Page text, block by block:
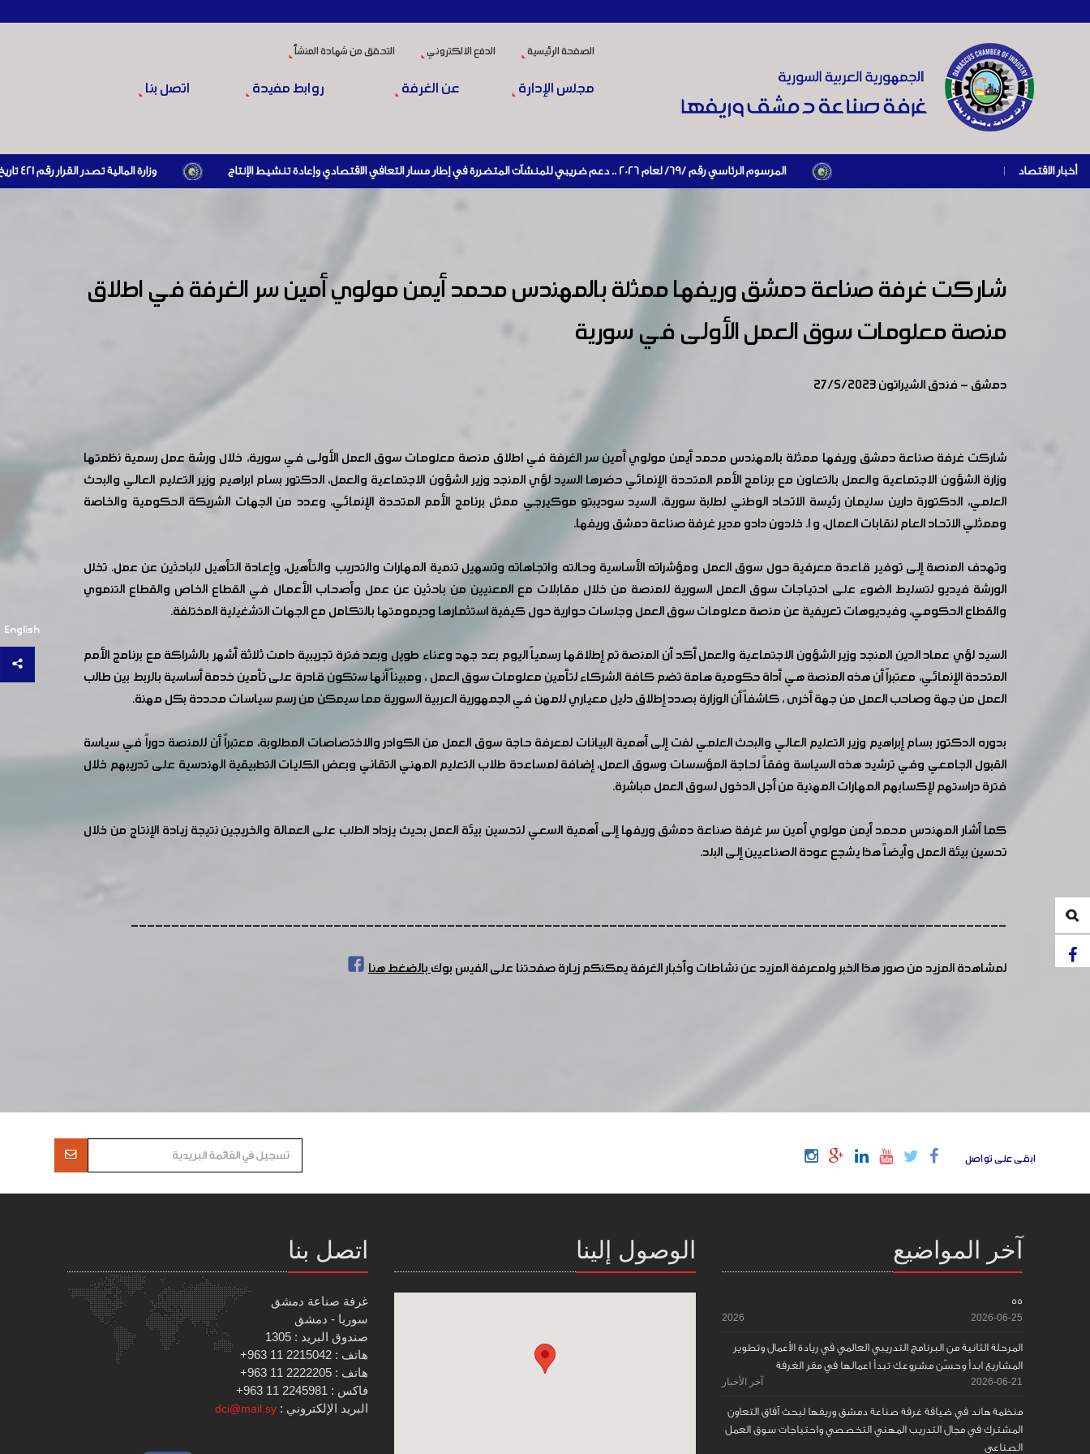
الصفحة الرئيسية الدفع الالكتروني التحقق من شهادة المنشأ
مجلس الإدارة عن الغرفة روابط مفيدة اتصل بنا
أخبار الاقتصاد | المرسوم الرئاسي رقم /69/ لعام 2026 .. دعم ضريبي للمنشآت المتضررة في إطار مسار التعافي الاقتصادي وإعادة تنشيط الإنتاج وزارة المالية تصدر القرار رقم 421 تاريخ 24/3/2026 المتضمن الزام المستوردين بإبراز براءة ذمة مالية سارية صادرة عن الهيئة العامة للضرائب والرسوم أو مديرياتها عند القيام بعمليات الاستيراد
English
شاركت غرفة صناعة دمشق وريفها ممثلة بالمهندس محمد أيمن مولوي أمين سر الغرفة في اطلاق
منصة معلومات سوق العمل الأولى في سورية
دمشق - فندق الشيراتون 27/5/2023
شاركت غرفة صناعة دمشق وريفها ممثلة بالمهندس محمد أيمن مولوي أمين سر الغرفة في اطلاق منصة معلومات سوق العمل الأولى في سورية، خلال ورشة عمل رسمية نظمتها
وزارة الشؤون الاجتماعية والعمل بالتعاون مع برنامج الأمم المتحدة الإنمائي حضرها السيد لؤي المنجد وزير الشؤون الاجتماعية والعمل، الدكتور بسام ابراهيم وزير التعليم العالي والبحث
العلمي، الدكتورة دارين سليمان رئيسة الاتحاد الوطني لطلبة سورية، السيد سوديبتو موكيرجي ممثل برنامج الأمم المتحدة الإنمائي، وعدد من الجهات الشريكة الحكومية والخاصة
وممثلي الاتحاد العام لنقابات العمال، و ا. خلدون دادو مدير غرفة صناعة دمشق وريفها.
وتهدف المنصة إلى توفير قاعدة معرفية حول سوق العمل ومؤشراته الأساسية وحالته واتجاهاته وتسهيل تنمية المهارات والتدريب والتأهيل، وإعادة التأهيل للباحثين عن عمل. تخلل
الورشة فيديو لتسليط الضوء على احتياجات سوق العمل السورية للمنصة من خلال مقابلات مع المعنيين من باحثين عن عمل وأصحاب الأعمال في القطاع الخاص والقطاع التنموي
والقطاع الحكومي، وفيديوهات تعريفية عن منصة معلومات سوق العمل وجلسات حوارية حول كيفية استثمارها وديمومتها بالتكامل مع الجهات التشغيلية المختلفة.
السيد لؤي عماد الدين المنجد وزير الشؤون الاجتماعية والعمل أكد أن المنصة تم إطلاقها رسمياً اليوم بعد جهد وعناء طويل وبعد فترة تجريبية دامت ثلاثة أشهر بالشراكة مع برنامج الأمم
المتحدة الإنمائي، معتبراً أن هذه المنصة هي أداة حكومية هامة تضم كافة الشركاء لتأمين معلومات سوق العمل ، ومبيناً أنها ستكون قادرة على تأمين خدمة أساسية بالربط بين طالب
العمل من جهة وصاحب العمل من جهة أخرى ، كاشفاً أن الوزارة بصدد إطلاق دليل معياري للمهن في الجمهورية العربية السورية مما سيمكن من رسم سياسات محددة بكل مهنة.
بدوره الدكتور بسام إبراهيم وزير التعليم العالي والبحث العلمي لفت إلى أهمية البيانات لمعرفة حاجة سوق العمل من الكوادر والاختصاصات المطلوبة، معتبراً أن للمنصة دوراً في سياسة
القبول الجامعي وفي ترشيد هذه السياسة وفقاً لحاجة المؤسسات وسوق العمل، إضافة لمساعدة طلاب التعليم المهني التقاني وبعض الكليات التطبيقية الهندسية على تدريبهم خلال
فترة دراستهم لإكسابهم المهارات المهنية من أجل الدخول لسوق العمل مباشرة.
كما أشار المهندس محمد أيمن مولوي أمين سر غرفة صناعة دمشق وريفها إلى أهمية السعي لتحسين بيئة العمل بحيث يزداد الطلب على العمالة والخريجين نتيجة زيادة الإنتاج من خلال
تحسين بيئة العمل وأيضاً هذا يشجع عودة الصناعيين إلى البلد.
------------------------------------------------------------------------------------------------------------
لمشاهدة المزيد من صور هذا الخبر ولمعرفة المزيد عن نشاطات وأخبار الغرفة يمكنكم زيارة صفحتنا على الفيس بوكبالضغط هنا
ابقى على تواصل
آخر المواضيع
55
2026-06-25
2026
المرحلة الثانية من البرنامج التدريبي العالمي في ريادة الأعمال وتطوير
المشاريع ابدأ وحسّن مشروعك تبدأ اعمالها في مقر الغرفة
2026-06-21 آخر الأخبار
منظمة هاند في ضيافة غرفة صناعة دمشق وريفها لبحث آفاق التعاون
المشترك في مجال التدريب المهني التخصصي واحتياجات سوق العمل
الصناعي
الوصول إلينا اتصل بنا
غرفة صناعة دمشق
سوريا - دمشق
صندوق البريد : 1305
هاتف : 2215042 11 963+
هاتف : 2222205 11 963+
فاكس : 2245981 11 963+
البريد الإلكتروني : dci@mail.sy